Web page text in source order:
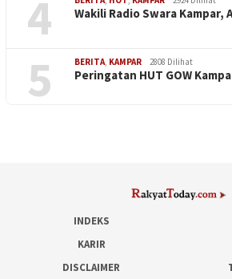
4 Wakili Radio Swara Kampar,
5 BERITA, KAMPAR 2808 Dilihat
Peringatan HUT GOW
INDEKS
KARIR
DISCLAIMER